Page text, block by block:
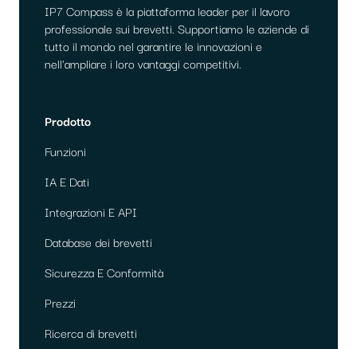
IP7 Compass è la piattaforma leader per il lavoro
professionale sui brevetti. Supportiamo le aziende di
tutto il mondo nel garantire le innovazioni e
nell'ampliare i loro vantaggi competitivi.
Prodotto
Funzioni
IA E Dati
Integrazioni E API
Database dei brevetti
Sicurezza E Conformità
Prezzi
Ricerca di brevetti